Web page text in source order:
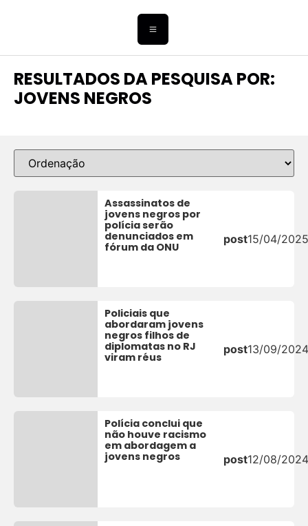
RESULTADOS DA PESQUISA POR:
JOVENS NEGROS
Assassinatos de
jovens negros por
polícia serão
denunciados em
fórum da ONU
post15/04/
Policiais que
abordaram jovens
negros filhos de
diplomatas no RJ
viram réus
post13/09/
Polícia conclui que
não houve racismo
em abordagem a
jovens negros
post12/08/